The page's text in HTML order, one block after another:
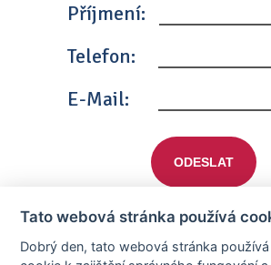
Příjmení:
Telefon:
E-Mail:
ODESLAT
Tato webová stránka používá
Dobrý den, tato webová stránka